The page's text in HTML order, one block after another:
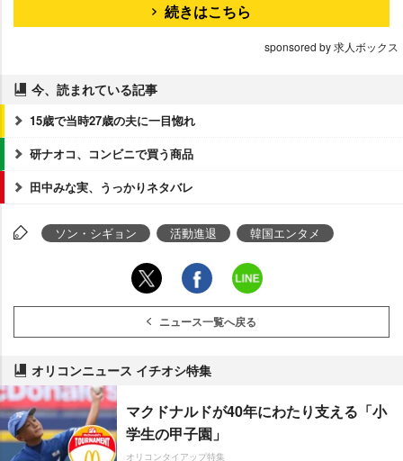
続きはこちら
sponsored by 求人ボックス
今、読まれている記事
15歳で当時27歳の夫に一目惚れ
研ナオコ、コンビニで買う商品
田中みな実、うっかりネタバレ
ソン・シギョン 活動進退 韓国エンタメ
ニュース一覧へ戻る
オリコンニュース イチオシ特集
マクドナルドが40年にわたり支える「小
学生の甲子園」
オリコンタイアップ特集